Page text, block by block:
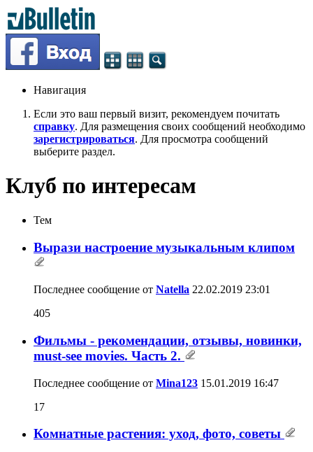
Навигация
Если это ваш первый визит, рекомендуем почитать
справку. Для размещения своих сообщений необходимо
зарегистрироваться. Для просмотра сообщений
выберите раздел.
Клуб по интересам
Тем
Вырази настроение музыкальным клипом
Последнее сообщение от Natella 22.02.2019 23:01
405
Фильмы - рекомендации, отзывы, новинки,
must-see movies. Часть 2.
Последнее сообщение от Mina123 15.01.2019 16:47
17
Комнатные растения: уход, фото, советы